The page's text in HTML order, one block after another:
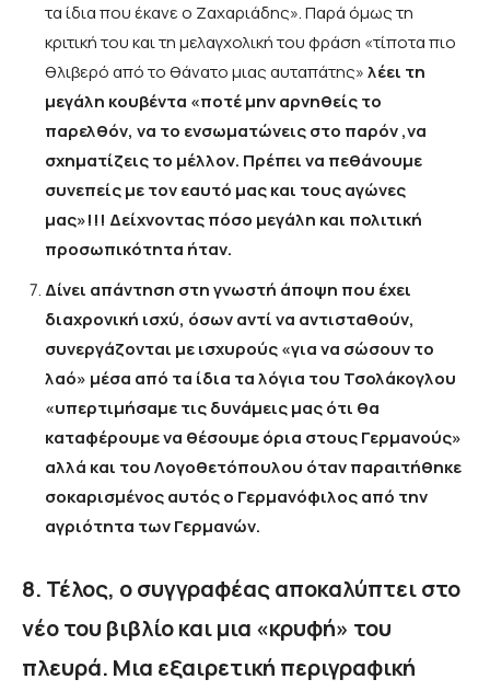
τα ίδια που έκανε ο Ζαχαριάδης». Παρά όμως τη
κριτική του και τη μελαγχολική του φράση «τίποτα πιο
θλιβερό από το θάνατο μιας αυταπάτης»λέει τη
μεγάλη κουβέντα «ποτέ μην αρνηθείς το
παρελθόν, να το ενσωματώνεις στο παρόν ,να
σχηματίζεις το μέλλον. Πρέπει να πεθάνουμε
συνεπείς με τον εαυτό μας και τους αγώνες
μας»!!! Δείχνοντας πόσο μεγάλη και πολιτική
προσωπικότητα ήταν.
Δίνει απάντηση στη γνωστή άποψη που έχει
διαχρονική ισχύ, όσων αντί να αντισταθούν,
συνεργάζονται με ισχυρούς «για να σώσουν το
λαό» μέσα από τα ίδια τα λόγια του Τσολάκογλου
«υπερτιμήσαμε τις δυνάμεις μας ότι θα
καταφέρουμε να θέσουμε όρια στους Γερμανούς»
αλλά και του Λογοθετόπουλου όταν παραιτήθηκε
σοκαρισμένος αυτός ο Γερμανόφιλος από την
αγριότητα των Γερμανών.
8. Τέλος, ο συγγραφέας αποκαλύπτει στο
νέο του βιβλίο και μια «κρυφή» του
πλευρά. Μια εξαιρετική περιγραφική